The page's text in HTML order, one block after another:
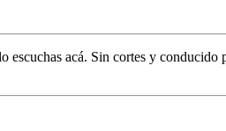
escuchas acá. Sin cortes y conducido